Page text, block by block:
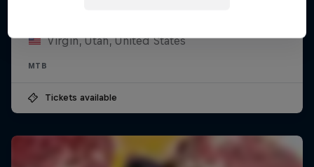
Virgin, Utah, United States
MTB
Tickets available